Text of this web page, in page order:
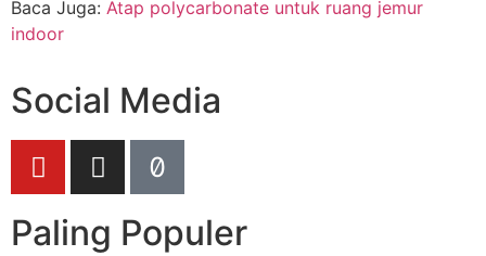
Baca Juga: Atap polycarbonate untuk ruang jemur
indoor
Social Media
Paling Populer